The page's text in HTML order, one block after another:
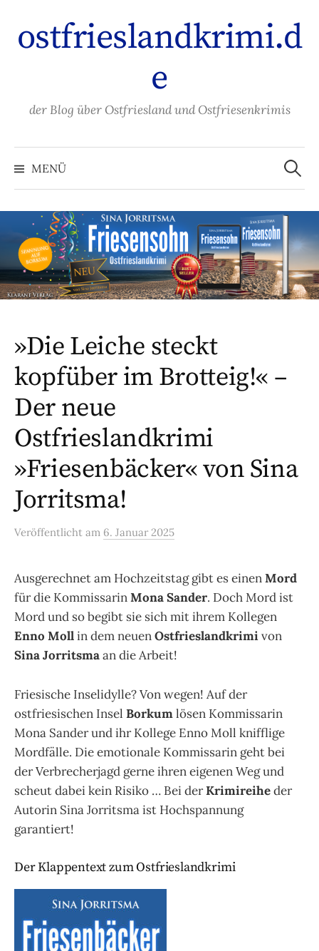
Inhalt
überspringen
ostfrieslandkrimi.d
e
der Blog über Ostfriesland und Ostfriesenkrimis
MENÜ
Suchen
nach:
»Die Leiche steckt
kopfüber im Brotteig!« –
Der neue
Ostfrieslandkrimi
»Friesenbäcker« von Sina
Jorritsma!
Veröffentlicht am 6. Januar 2025
Ausgerechnet am Hochzeitstag gibt es einenMord
für die KommissarinMona Sander. Doch Mord ist
Mord und so begibt sie sich mit ihrem Kollegen
Enno Mollin dem neuenOstfrieslandkrimivon
Sina Jorritsmaan die Arbeit!
Friesische Inselidylle? Von wegen! Auf der
ostfriesischen Insel Borkumlösen Kommissarin
Mona Sander und ihr Kollege Enno Moll knifflige
Mordfälle. Die emotionale Kommissarin geht bei
der Verbrecherjagd gerne ihren eigenen Weg und
scheut dabei kein Risiko … Bei derKrimireiheder
Autorin Sina Jorritsma ist Hochspannung
garantiert!
Der Klappentext zum Ostfrieslandkrimi